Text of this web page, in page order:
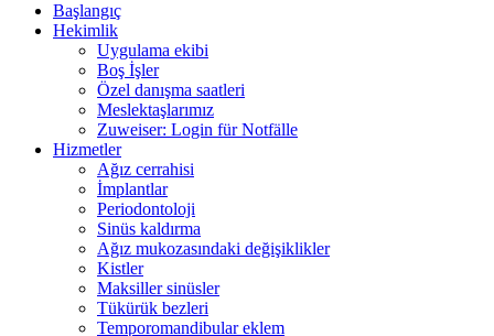
Başlangıç
Hekimlik
Uygulama ekibi
Boş İşler
Özel danışma saatleri
Meslektaşlarımız
Zuweiser: Login für Notfälle
Hizmetler
Ağız cerrahisi
İmplantlar
Periodontoloji
Sinüs kaldırma
Ağız mukozasındaki değişiklikler
Kistler
Maksiller sinüsler
Tükürük bezleri
Temporomandibular eklem